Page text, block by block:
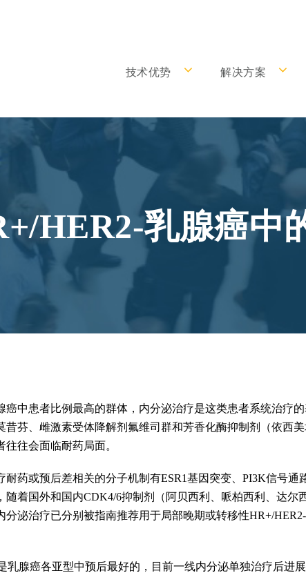
技术优势 解决方案
HER2-乳腺癌中
癌中患者比例最高的群体，内分泌治疗是这类患者系统治疗
芬、雌激素受体降解剂氟维司群和芳香化酶抑制剂（依西美
往会面临耐药局面。
药或预后差相关的分子机制有ESR1基因突变、PI3K信号通
随着国外和国内CDK4/6抑制剂（阿贝西利、哌柏西利、达尔
分泌治疗已分别被指南推荐用于局部晚期或转移性HR+/
乳腺癌各亚型中预后最好的，目前一线内分泌单独治疗后进